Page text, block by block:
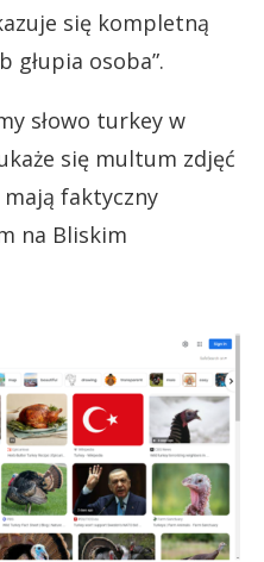
się kompletną
głupia osoba”.
słowo turkey w
się multum zdjęć
mają faktyczny
na Bliskim